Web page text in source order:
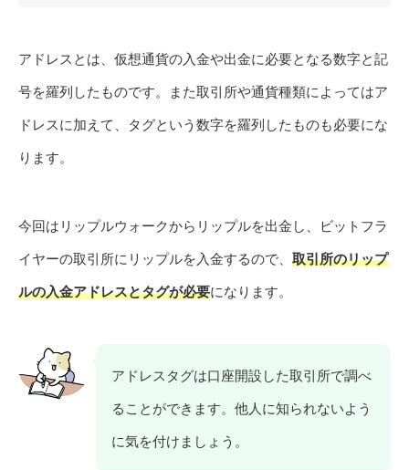
アドレスとは、仮想通貨の入金や出金に必要となる数字と記
号を羅列したものです。また取引所や通貨種類によってはア
ドレスに加えて、タグという数字を羅列したものも必要にな
ります。
今回はリップルウォークからリップルを出金し、ビットフラ
イヤーの取引所にリップルを入金するので、 取引所のリップ
ルの入金アドレスとタグが必要になります。
アドレスタグは口座開設した取引所で調べ
ることができます。他人に知られないよう
に気を付けましょう。